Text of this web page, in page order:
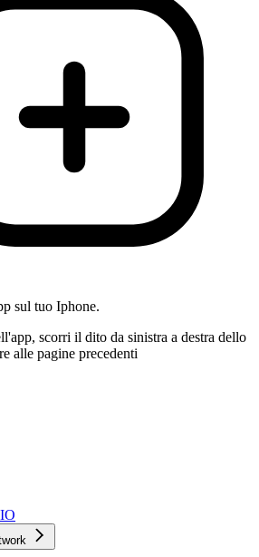
sul tuo Iphone.
scorri il dito da sinistra a destra dello
alle pagine precedenti